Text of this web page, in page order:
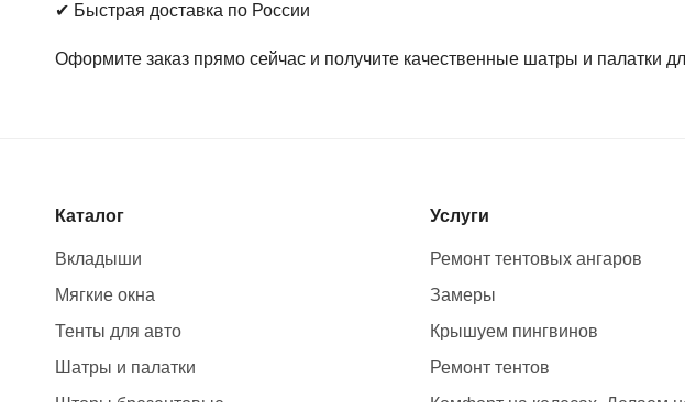
Свяжитесь с нами, чтобы обсудить индивидуальные параметры шатра или
консультации. Мы предлагаем конкурентоспособные цены, гибкие условия
✔ Быстрая доставка по России
Оформите заказ прямо сейчас и получите качественные шатры и палатки
Каталог
Вкладыши
Мягкие окна
Тенты для авто
Шатры и палатки
Услуги
Ремонт тентовых ангаров
Замеры
Крышуем пингвинов
Ремонт тентов